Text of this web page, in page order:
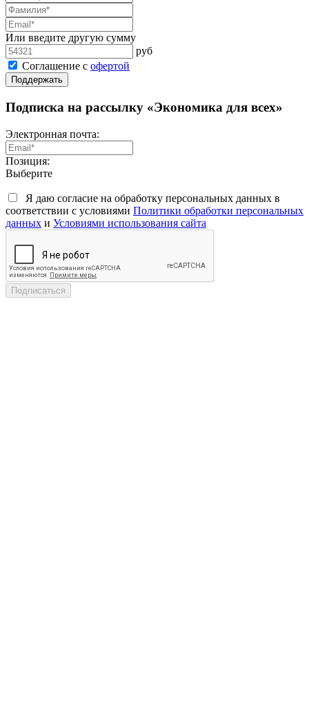
Или введите другую сумму
руб
Соглашение с офертой
Поддержать
Подписка на рассылку «Экономика для всех»
Электронная почта:
Позиция:
Выберите
Я даю согласие на обработку персональных данных в
соответствии с условиями Политики обработки персональных
данных и Условиями использования сайта
Подписаться